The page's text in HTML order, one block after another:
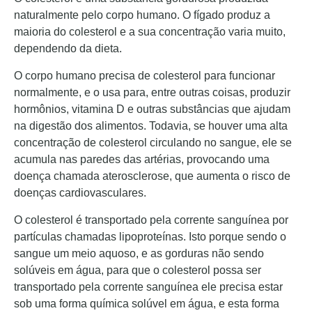
naturalmente pelo corpo humano. O fígado produz a
maioria do colesterol e a sua concentração varia muito,
dependendo da dieta.
O corpo humano precisa de colesterol para funcionar
normalmente, e o usa para, entre outras coisas, produzir
hormônios, vitamina D e outras substâncias que ajudam
na digestão dos alimentos. Todavia, se houver uma alta
concentração de colesterol circulando no sangue, ele se
acumula nas paredes das artérias, provocando uma
doença chamada aterosclerose, que aumenta o risco de
doenças cardiovasculares.
O colesterol é transportado pela corrente sanguínea por
partículas chamadas lipoproteínas. Isto porque sendo o
sangue um meio aquoso, e as gorduras não sendo
solúveis em água, para que o colesterol possa ser
transportado pela corrente sanguínea ele precisa estar
sob uma forma química solúvel em água, e esta forma